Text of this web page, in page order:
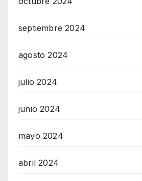
septiembre 2024
agosto 2024
julio 2024
junio 2024
mayo 2024
abril 2024